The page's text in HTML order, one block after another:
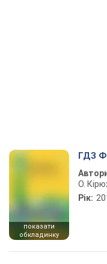
показати
обкладинку
ГДЗ
О.
Рік: